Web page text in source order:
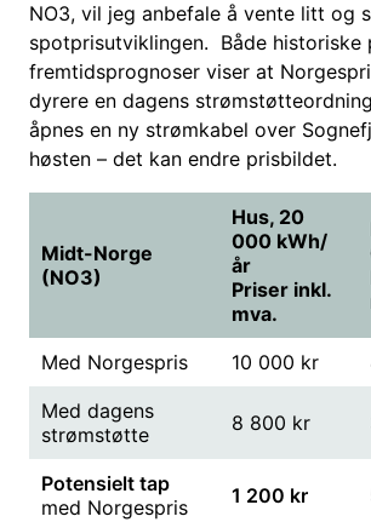
NO3, vil jeg anbefale å vente litt og
spotprisutviklingen. Både historiske
fremtidsprognoser viser at
dyrere en dagens
åpnes en ny strømkabel over
høsten – det kan endre prisbildet.
Midt-Norge
(NO3)
Hus, 20
000 kWh/
år
Priser inkl.
mva.
Med Norgespris 10 000 kr
Med dagens
strømstøtte
8 800 kr
Potensielt tap
med Norgespris
1 200 kr